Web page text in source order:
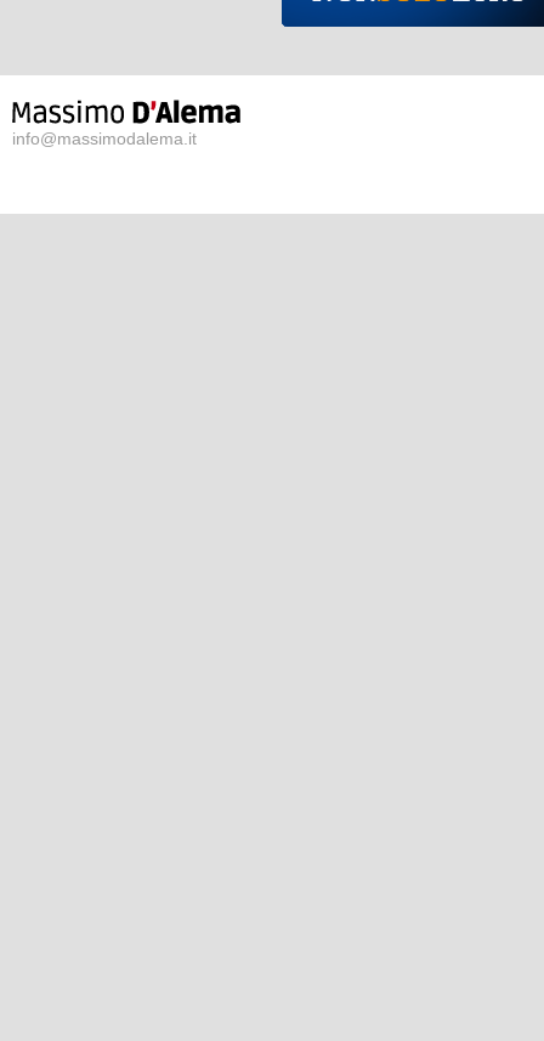
info@massimodalema.it